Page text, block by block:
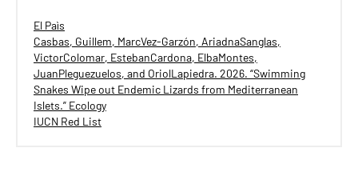
El Paìs
Casbas, Guillem, MarcVez-Garzón, AriadnaSanglas,
VictorColomar, EstebanCardona, ElbaMontes,
JuanPleguezuelos, and OriolLapiedra. 2026. “Swimming
Snakes Wipe out Endemic Lizards from Mediterranean
Islets.” Ecology
IUCN Red List